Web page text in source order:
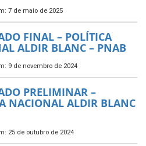
7 de maio de 2025
FINAL – POLÍTICA
ALDIR BLANC – PNAB
9 de novembro de 2024
PRELIMINAR –
NACIONAL ALDIR BLANC
25 de outubro de 2024